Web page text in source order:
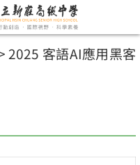
2025 客語AI應用黑客